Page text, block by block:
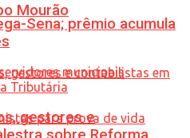
Mourão
Sena; prêmio acumula
gestores e